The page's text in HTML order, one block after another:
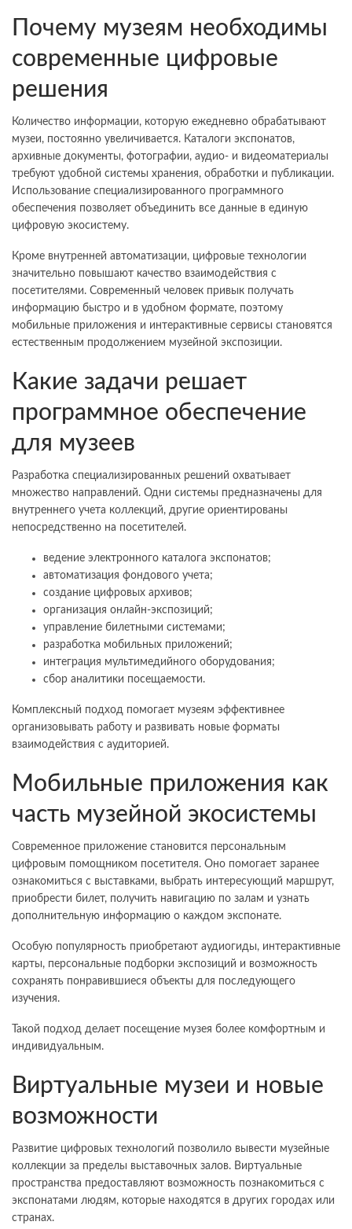
Почему музеям необходимы
современные цифровые
решения
Количество информации, которую ежедневно обрабатывают
музеи, постоянно увеличивается. Каталоги экспонатов,
архивные документы, фотографии, аудио- и видеоматериалы
требуют удобной системы хранения, обработки и публикации.
Использование специализированного программного
обеспечения позволяет объединить все данные в единую
цифровую экосистему.
Кроме внутренней автоматизации, цифровые технологии
значительно повышают качество взаимодействия с
посетителями. Современный человек привык получать
информацию быстро и в удобном формате, поэтому
мобильные приложения и интерактивные сервисы становятся
естественным продолжением музейной экспозиции.
Какие задачи решает
программное обеспечение
для музеев
Разработка специализированных решений охватывает
множество направлений. Одни системы предназначены для
внутреннего учета коллекций, другие ориентированы
непосредственно на посетителей.
ведение электронного каталога экспонатов;
автоматизация фондового учета;
создание цифровых архивов;
организация онлайн-экспозиций;
управление билетными системами;
разработка мобильных приложений;
интеграция мультимедийного оборудования;
сбор аналитики посещаемости.
Комплексный подход помогает музеям эффективнее
организовывать работу и развивать новые форматы
взаимодействия с аудиторией.
Мобильные приложения как
часть музейной экосистемы
Современное приложение становится персональным
цифровым помощником посетителя. Оно помогает заранее
ознакомиться с выставками, выбрать интересующий маршрут,
приобрести билет, получить навигацию по залам и узнать
дополнительную информацию о каждом экспонате.
Особую популярность приобретают аудиогиды, интерактивные
карты, персональные подборки экспозиций и возможность
сохранять понравившиеся объекты для последующего
изучения.
Такой подход делает посещение музея более комфортным и
индивидуальным.
Виртуальные музеи и новые
возможности
Развитие цифровых технологий позволило вывести музейные
коллекции за пределы выставочных залов. Виртуальные
пространства предоставляют возможность познакомиться с
экспонатами людям, которые находятся в других городах или
странах.